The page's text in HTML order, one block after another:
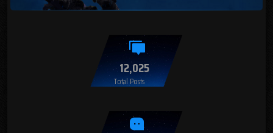
12,025
Total Posts